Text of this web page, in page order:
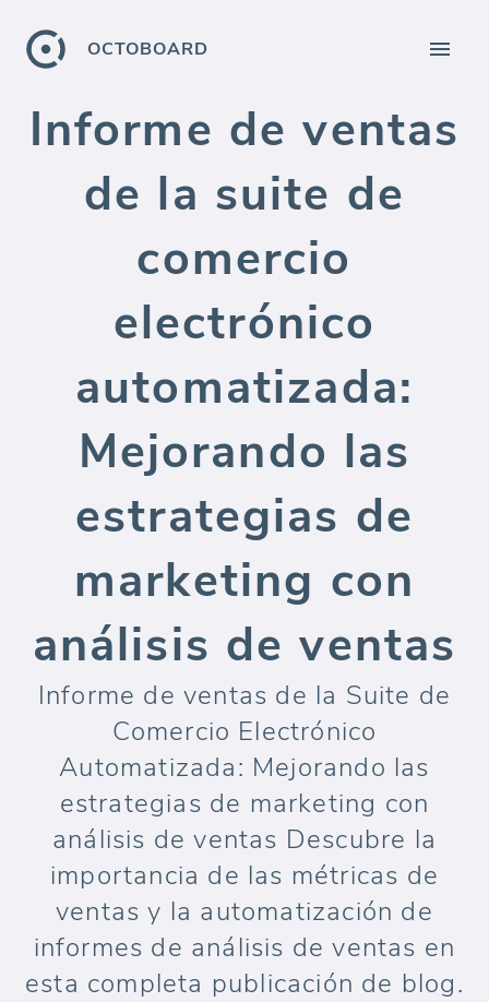
OCTOBOARD
Informe de ventas
de la suite de
comercio
electrónico
automatizada:
Mejorando las
estrategias de
marketing con
análisis de ventas
Informe de ventas de la Suite de
Comercio Electrónico
Automatizada: Mejorando las
estrategias de marketing con
análisis de ventas Descubre la
importancia de las métricas de
ventas y la automatización de
informes de análisis de ventas en
esta completa publicación de blog.